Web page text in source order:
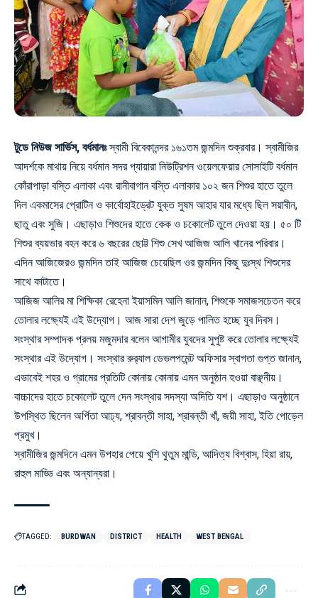
টুডে নিউজ সার্ভিস, বর্ধমানঃস্বামী বিবেকানন্দর ১৬১তম জন্মদিন শুক্রবার। স্বামীজির
আদর্শকে মাথায় নিয়ে বর্ধমান সদর প্যায়ারা নিউট্রিশন ওয়েলফেয়ার সোসাইটি বর্ধমান
কোঁরাপাড়া বস্তি এলাকা এবং রানীবাগান বস্তি এলাকার ১০২ জন শিশুর হাতে তুলে
দিল একমাসের প্রোটিন ও কার্বোহাইড্রেট যুক্ত সুষম আহার যার মধ্যে ছিল সয়াবীন,
ছাতু এবং সুজি। এছাড়াও শিশুদের হাতে কেক ও চকোলেট তুলে দেওয়া হয়। ৫০ টি
শিশুর ব্যয়ভার বহন করে ৬ বছরের ছোট্ট শিশু সেখ আজিজ আলি খানের পরিবার।
এদিন আজিজেরও জন্মদিন তাই আজিজ চেয়েছিল ওর জন্মদিন কিছু দুঃস্থ শিশুদের
সাথে কাটাতে।
আজিজ আলির মা শিক্ষিকা রেহেনা ইয়াসমিন আলি জানান, শিশুকে সমাজসচেতন করে
তোলার লক্ষ্যেই এই উদ্যোগ। আজ সারা দেশ জুড়ে পালিত হচ্ছে যুব দিবস।
সংস্থার সম্পাদক প্রলয় মজুমদার বলেন আগামীর যুবদের সুপুষ্ট করে তোলার লক্ষ্যেই
সংস্থার এই উদ্যোগ। সংস্থার রুর‍্যাল ডেভলপমেন্ট অফিসার স্বাগতা গুপ্ত জানান,
এভাবেই শহর ও গ্রামের প্রতিটি কোনায় কোনায় এমন অনুষ্ঠান হওয়া বাঞ্ছনীয়।
বাচ্চাদের হাতে চকোলেট তুলে দেন সংস্থার সদস্যা অদিতি যশ। এছাড়াও অনুষ্ঠানে
উপস্থিত ছিলেন অর্পিতা আঢ্য, শ্রাবন্তী সাহা, শ্রাবন্তী খাঁ, জয়ী সাহা, ইতি পোড়েল
প্রমুখ।
স্বামীজির জন্মদিনে এমন উপহার পেয়ে খুশি থুতুম মান্ডি, আদিত্য বিশ্বাস, হিয়া রায়,
রাহুল মাড্ডি এবং অন্যান্যরা।
TAGGED: BURDWAN DISTRICT HEALTH WEST BENGAL